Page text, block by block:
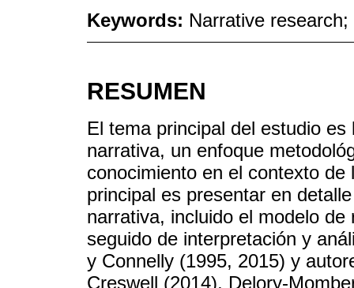
Keywords: Narrative
RESUMEN
El tema principal del estudio
narrativa, un enfoque
conocimiento en el contexto
principal es presentar en
narrativa, incluido el modelo
seguido de interpretación y
y Connelly (1995, 2015) y
Creswell (2014), Delory-